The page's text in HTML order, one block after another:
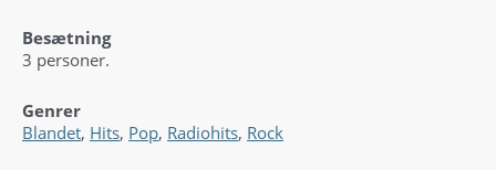
Besætning
3 personer.
Genrer
Blandet, Hits, Pop, Radiohits, Rock